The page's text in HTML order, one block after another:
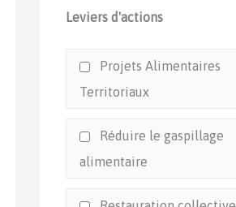
Leviers d'actions
Projets Alimentaires
Territoriaux
Réduire le gaspillage
alimentaire